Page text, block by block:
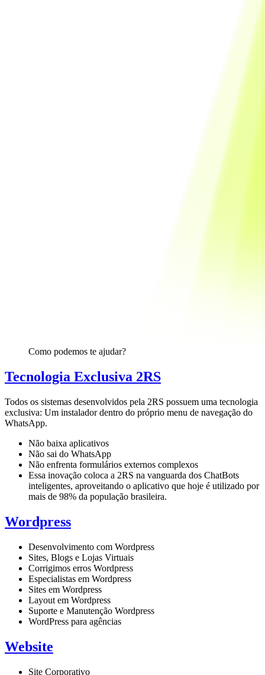
Como podemos te ajudar?
Tecnologia Exclusiva 2RS
Todos os sistemas desenvolvidos pela 2RS possuem uma tecnologia
exclusiva: Um instalador dentro do próprio menu de navegação do
WhatsApp.
Não baixa aplicativos
Não sai do WhatsApp
Não enfrenta formulários externos complexos
Essa inovação coloca a 2RS na vanguarda dos ChatBots
inteligentes, aproveitando o aplicativo que hoje é utilizado por
mais de 98% da população brasileira.
Wordpress
Desenvolvimento com Wordpress
Sites, Blogs e Lojas Virtuais
Corrigimos erros Wordpress
Especialistas em Wordpress
Sites em Wordpress
Layout em Wordpress
Suporte e Manutenção Wordpress
WordPress para agências
Website
Site Corporativo